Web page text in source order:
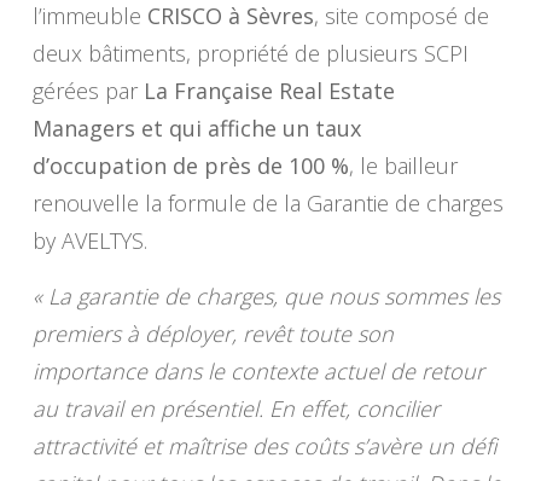
l’immeuble CRISCO à Sèvres, site composé de
deux bâtiments, propriété de plusieurs SCPI
gérées par La Française Real Estate
Managers et qui affiche un taux
d’occupation de près de 100 %, le bailleur
renouvelle la formule de la Garantie de charges
by AVELTYS.
« La garantie de charges, que nous sommes les
premiers à déployer, revêt toute son
importance dans le contexte actuel de retour
au travail en présentiel. En effet, concilier
attractivité et maîtrise des coûts s’avère un défi